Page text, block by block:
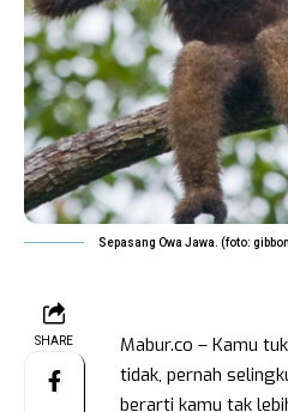
Sepasang Owa Jawa. (foto:
SHARE
Mabur.co – Kamu
tidak, pernah
berarti kamu tak